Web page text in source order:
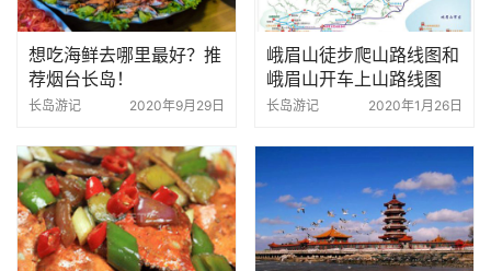
想吃海鲜去哪里最好？推
荐烟台长岛！
长岛游记 2020年9月29日
峨眉山徒步爬山路线图和
峨眉山开车上山路线图
长岛游记 2020年1月26日